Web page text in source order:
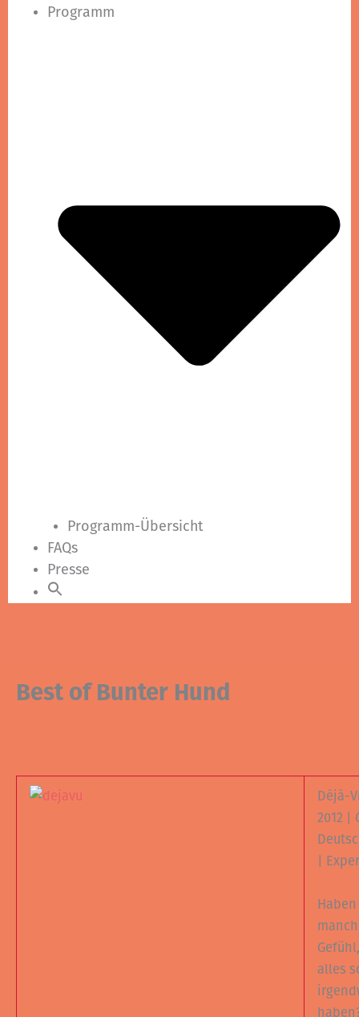
Programm
Programm-Übersicht
FAQs
Presse
Best of Bunter Hund
Déjà-
2012 |
|
alles